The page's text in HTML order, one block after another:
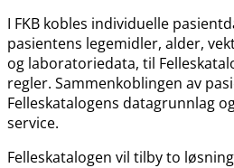
I FKB kobles individuelle
pasientens legemidler, alder,
og laboratoriedata, til
regler. Sammenkoblingen av
Felleskatalogens datagrunnlag
service.
Felleskatalogen vil tilby to